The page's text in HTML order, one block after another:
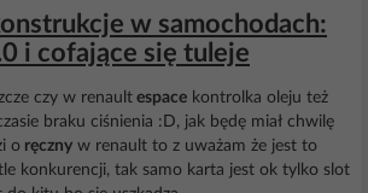
w samochodach:
i cofające się tuleje
czy w renault espace kontrolka oleju też
braku ciśnienia :D, jak będę miał chwilę
o ręczny w renault to z uważam że jest to
konkurencji, tak samo karta jest ok tylko slot